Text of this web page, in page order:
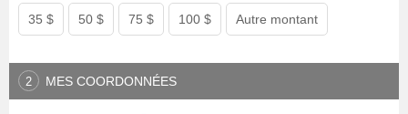
35 $ 50 $ 75 $ 100 $ Autre montant
2 MES COORDONNÉES